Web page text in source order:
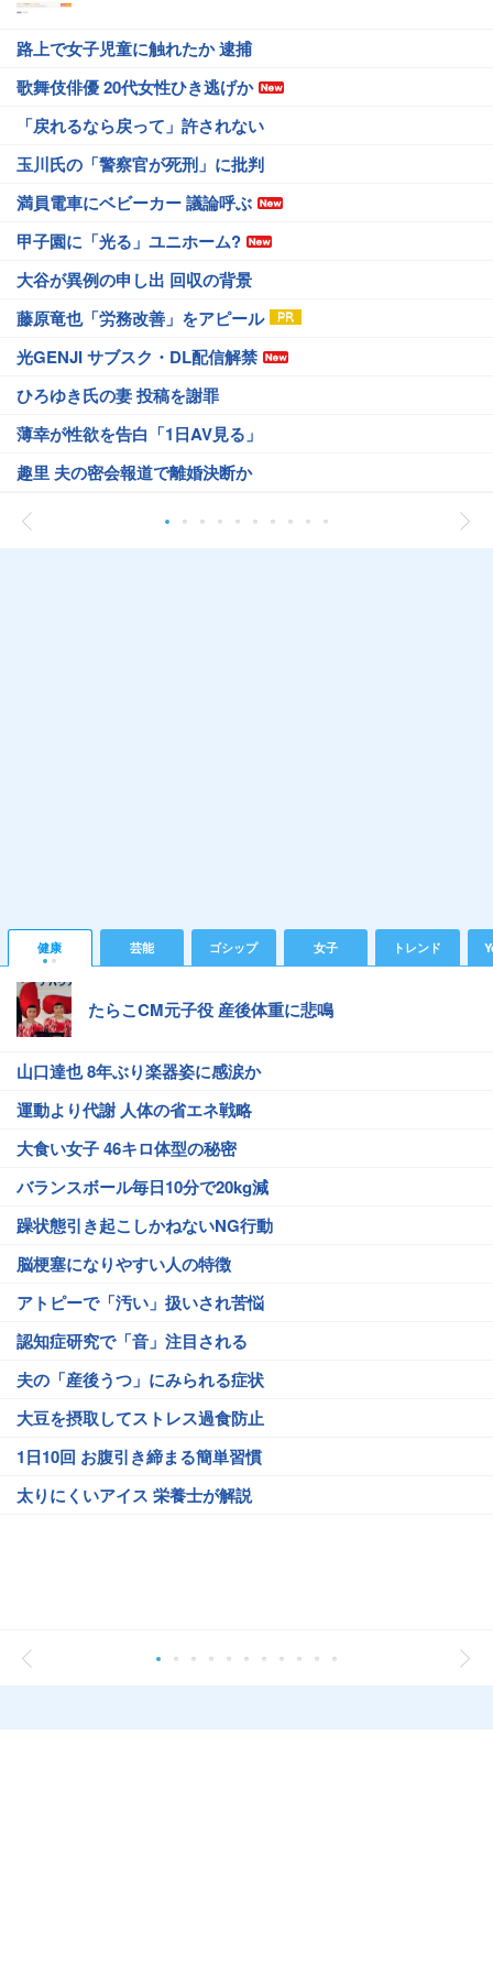
路上で女子児童に触れたか 逮捕
歌舞伎俳優 20代女性ひき逃げか
「戻れるなら戻って」許されない
玉川氏の「警察官が死刑」に批判
満員電車にベビーカー 議論呼ぶ
甲子園に「光る」ユニホーム?
大谷が異例の申し出 回収の背景
藤原竜也「労務改善」をアピール
光GENJI サブスク・DL配信解禁
ひろゆき氏の妻 投稿を謝罪
薄幸が性欲を告白「1日AV見る」
趣里 夫の密会報道で離婚決断か
健康 芸能 ゴシップ 女子 トレンド
たらこCM元子役 産後体重に悲鳴
山口達也 8年ぶり楽器姿に感涙か
運動より代謝 人体の省エネ戦略
大食い女子 46キロ体型の秘密
バランスボール毎日10分で20kg減
躁状態引き起こしかねないNG行動
脳梗塞になりやすい人の特徴
アトピーで「汚い」扱いされ苦悩
認知症研究で「音」注目される
夫の「産後うつ」にみられる症状
大豆を摂取してストレス過食防止
1日10回 お腹引き締まる簡単習慣
太りにくいアイス 栄養士が解説